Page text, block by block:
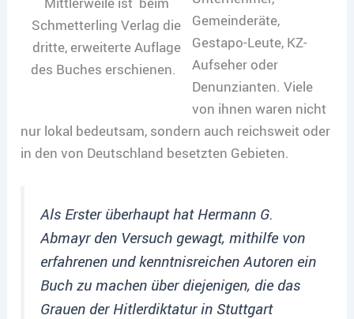
Schmetterling Verlag die
dritte, erweiterte Auflage
des Buches erschienen.
Gemeinderäte,
Gestapo-Leute, KZ-
Aufseher oder
Denunzianten. Viele
von ihnen waren nicht
nur lokal bedeutsam, sondern auch reichsweit oder
in den von Deutschland besetzten Gebieten.
Als Erster überhaupt hat Hermann G.
Abmayr den Versuch gewagt, mithilfe von
erfahrenen und kenntnisreichen Autoren ein
Buch zu machen über diejenigen, die das
Grauen der Hitlerdiktatur in Stuttgart